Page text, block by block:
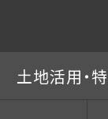
土地活用・